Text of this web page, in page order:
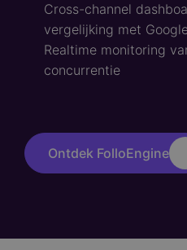
Cross-channel
vergelijking met
Realtime monitoring
concurrentie
Ontdek FolloEngine